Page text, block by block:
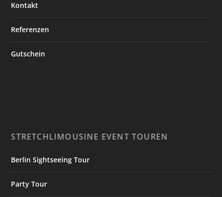
Kontakt
Referenzen
Gutschein
STRETCHLIMOUSINE EVENT TOUREN
Berlin Sightseeing Tour
Party Tour